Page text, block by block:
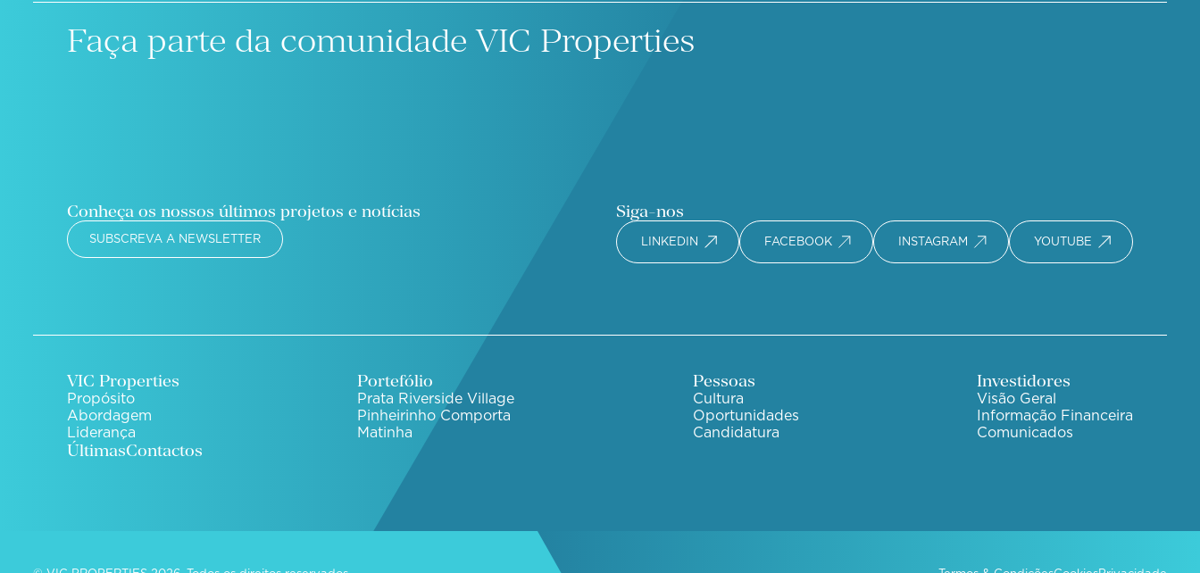
Parceria de alta performance:
VIC Properties acolhe 2ª edição do
Faça parte da comunidade VIC Properties
Conheça os nossos últimos projetos e notícias
SUBSCREVA A NEWSLETTER
Siga-nos
LINKEDIN FACEBOOK INSTAGRAM YOUTUBE
VIC Properties
Propósito
Abordagem
Liderança
Portefólio
Prata Riverside Village
Pinheirinho Comporta
Matinha
Pessoas
Cultura
Oportunidades
Candidatura
Investidores
Visão Geral
Informação Financeira
Comunicados
ÚltimasContactos